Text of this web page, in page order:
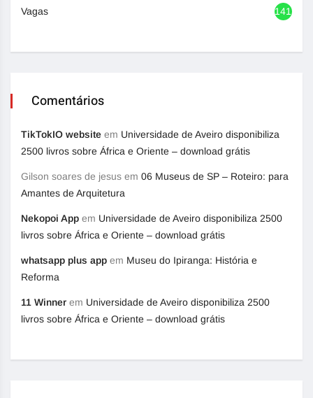
Vagas 1417
Comentários
TikTokIO website em Universidade de Aveiro disponibiliza
2500 livros sobre África e Oriente – download grátis
Gilson soares de jesus em 06 Museus de SP – Roteiro: para
Amantes de Arquitetura
Nekopoi App em Universidade de Aveiro disponibiliza 2500
livros sobre África e Oriente – download grátis
whatsapp plus app em Museu do Ipiranga: História e
Reforma
11 Winner em Universidade de Aveiro disponibiliza 2500
livros sobre África e Oriente – download grátis